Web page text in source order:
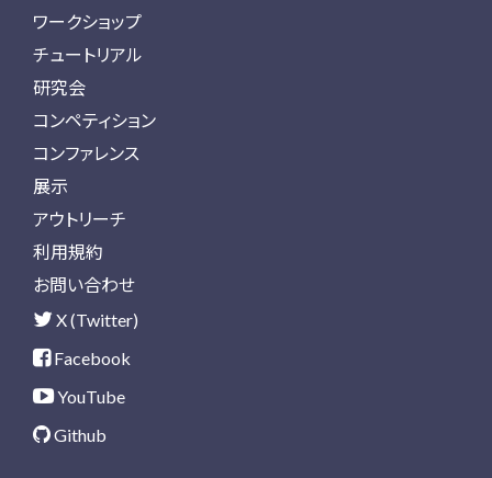
ワークショップ
チュートリアル
研究会
コンペティション
コンファレンス
展示
アウトリーチ
利用規約
お問い合わせ
X (Twitter)
Facebook
YouTube
Github